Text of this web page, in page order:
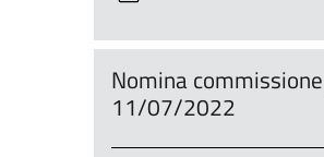
Nomina
11/07/2022